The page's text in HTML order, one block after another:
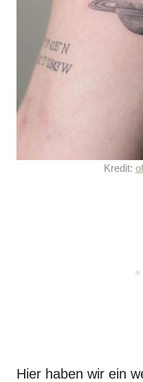
Kredit:
Hier haben wir ein